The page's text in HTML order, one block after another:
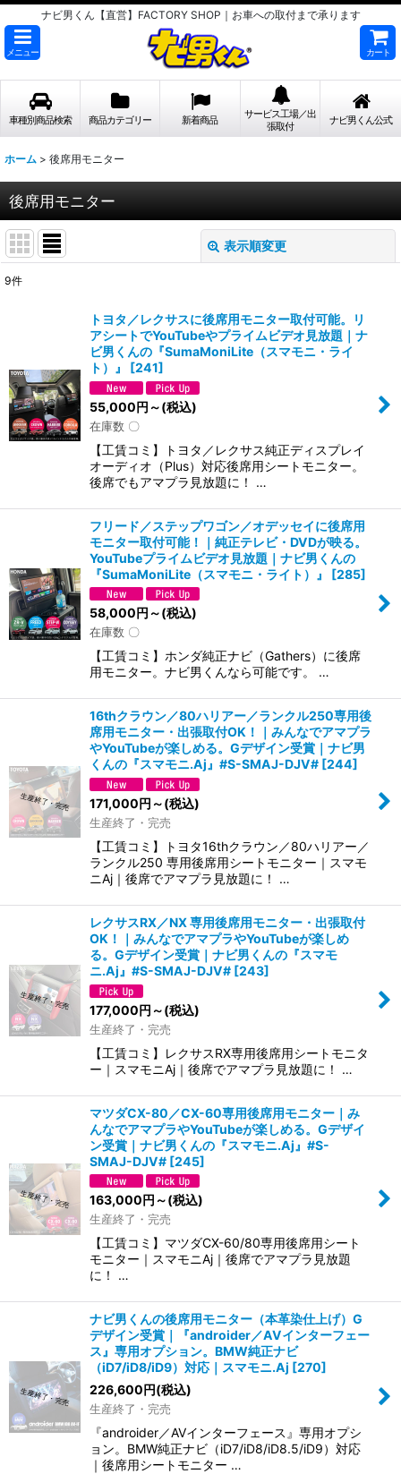
ナビ男くん【直営】FACTORY SHOP｜お車への取付まで承ります
メニュー カート
車種別商品検索 商品カテゴリー 新着商品
サービス工場／出
張取付
ナビ男くん公式
ホーム > 後席用モニター
後席用モニター
表示順変更
絞り込む
9件
トヨタ／レクサスに後席用モニター取付可能。リ
アシートでYouTubeやプライムビデオ見放題｜ナ
ビ男くんの『SumaMoniLite（スマモニ・ライ
ト）』
[241]
55,000円 ～(税込)
在庫数 〇
【工賃コミ】トヨタ／レクサス純正ディスプレイ
オーディオ（Plus）対応後席用シートモニター。
後席でもアマプラ見放題に！ …
フリード／ステップワゴン／オデッセイに後席用
モニター取付可能！｜純正テレビ・DVDが映る。
YouTubeプライムビデオ見放題｜ナビ男くんの
『SumaMoniLite（スマモニ・ライト）』
[285]
58,000円 ～(税込)
在庫数 〇
【工賃コミ】ホンダ純正ナビ（Gathers）に後席
用モニター。ナビ男くんなら可能です。 …
16thクラウン／80ハリアー／ランクル250専用後
席用モニター・出張取付OK！｜みんなでアマプラ
やYouTubeが楽しめる。Gデザイン受賞｜ナビ男
くんの『スマモニ.Aj』#S-SMAJ-DJV# [244]
171,000円 ～(税込)
生産終了・完売
【工賃コミ】トヨタ16thクラウン／80ハリアー／
ランクル250 専用後席用シートモニター｜スマモ
ニAj｜後席でアマプラ見放題に！ …
レクサスRX／NX 専用後席用モニター・出張取付
OK！｜みんなでアマプラやYouTubeが楽しめ
る。Gデザイン受賞｜ナビ男くんの『スマモ
ニ.Aj』#S-SMAJ-DJV# [243]
177,000円 ～(税込)
生産終了・完売
【工賃コミ】レクサスRX専用後席用シートモニタ
ー｜スマモニAj｜後席でアマプラ見放題に！ …
マツダCX-80／CX-60専用後席用モニター｜み
んなでアマプラやYouTubeが楽しめる。Gデザイ
ン受賞｜ナビ男くんの『スマモニ.Aj』#S-
SMAJ-DJV# [245]
163,000円 ～(税込)
生産終了・完売
【工賃コミ】マツダCX-60/80専用後席用シート
モニター｜スマモニAj｜後席でアマプラ見放題
に！ …
ナビ男くんの後席用モニター（本革染仕上げ）G
デザイン受賞｜『androider／AVインターフェー
ス』専用オプション。BMW純正ナビ
（iD7/iD8/iD9）対応｜スマモニ.Aj [270]
226,600円(税込)
生産終了・完売
『androider／AVインターフェース』専用オプシ
ョン。BMW純正ナビ（iD7/iD8/iD8.5/iD9）対応
｜後席用シートモニター …